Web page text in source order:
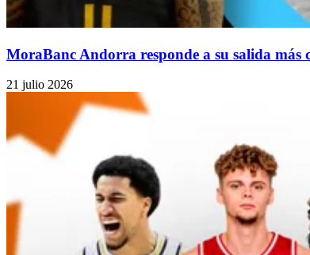
MoraBanc Andorra responde a su salida más
21 julio 2026